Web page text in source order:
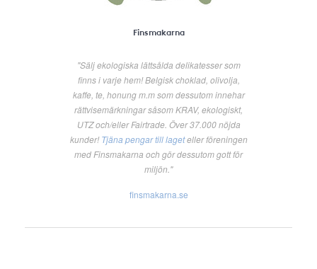
Finsmakarna
"Sälj ekologiska lättsålda delikatesser som
finns i varje hem! Belgisk choklad, olivolja,
kaffe, te, honung m.m som dessutom innehar
rättvisemärkningar såsom KRAV, ekologiskt,
UTZ och/eller Fairtrade. Över 37.000 nöjda
kunder!Tjäna pengar till lageteller föreningen
med Finsmakarna och gör dessutom gott för
miljön."
finsmakarna.se